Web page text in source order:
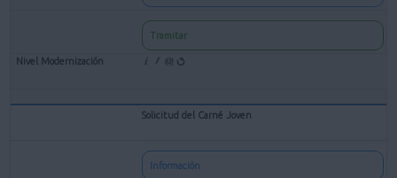
Tramitar
Solicitud del Carné Joven
Información